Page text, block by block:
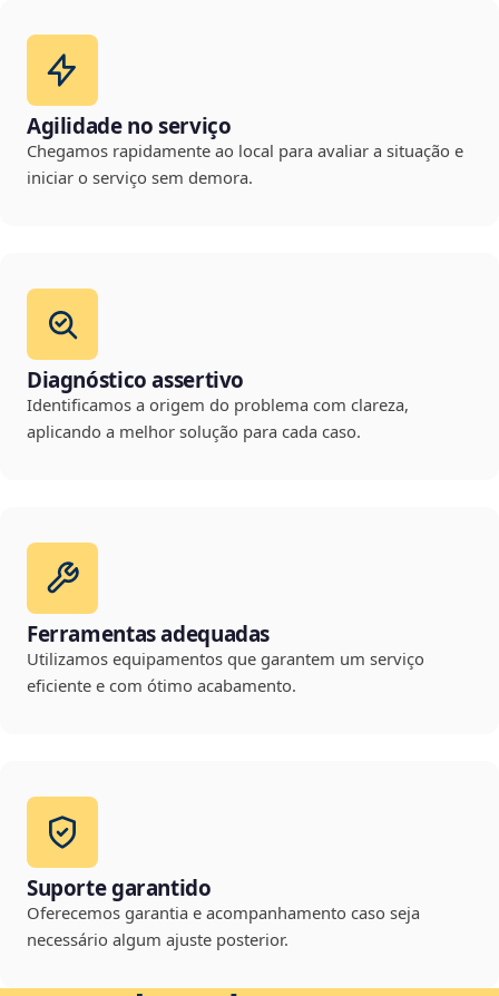
Agilidade no serviço
Chegamos rapidamente ao local para avaliar a situação e
iniciar o serviço sem demora.
Diagnóstico assertivo
Identificamos a origem do problema com clareza,
aplicando a melhor solução para cada caso.
Ferramentas adequadas
Utilizamos equipamentos que garantem um serviço
eficiente e com ótimo acabamento.
Suporte garantido
Oferecemos garantia e acompanhamento caso seja
necessário algum ajuste posterior.